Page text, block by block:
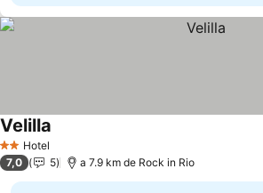
2 Estrelas
Hotel
Velilla
7,0 5 a 7.9 km de Rock in Rio